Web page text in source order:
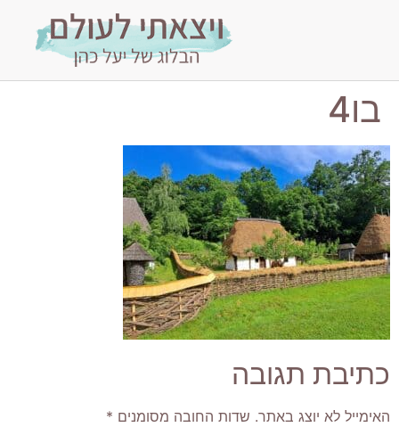
בו4
כתיבת תגובה
האימייל לא יוצג באתר. שדות החובה מסומנים *